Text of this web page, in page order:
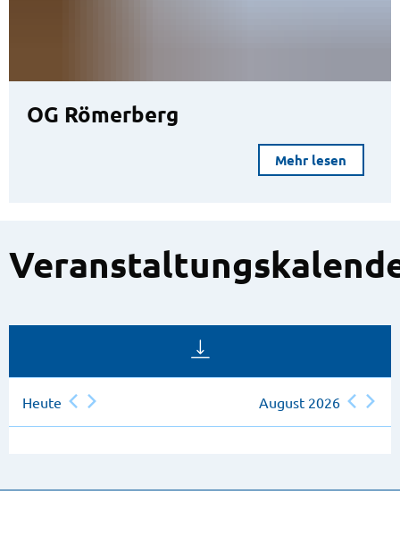
OG Römerberg
Mehr lesen
Heute August 2026